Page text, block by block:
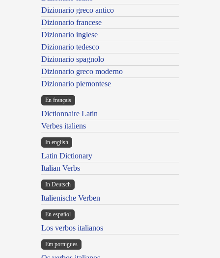
Dizionario greco antico
Dizionario francese
Dizionario inglese
Dizionario tedesco
Dizionario spagnolo
Dizionario greco moderno
Dizionario piemontese
En français
Dictionnaire Latin
Verbes italiens
In english
Latin Dictionary
Italian Verbs
In Deutsch
Italienische Verben
En español
Los verbos italianos
Em portugues